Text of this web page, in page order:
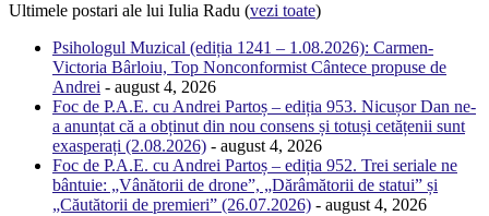
Ultimele postari ale lui Iulia Radu (vezi toate)
Psihologul Muzical (ediția 1241 – 1.08.2026): Carmen-
Victoria Bârloiu, Top Nonconformist Cântece propuse de
Andrei - august 4, 2026
Foc de P.A.E. cu Andrei Partoș – ediția 953. Nicușor Dan ne-
a anunțat că a obținut din nou consens și totuși cetățenii sunt
exasperați (2.08.2026) - august 4, 2026
Foc de P.A.E. cu Andrei Partoș – ediția 952. Trei seriale ne
bântuie: „Vânătorii de drone”, „Dărâmătorii de statui” și
„Căutătorii de premieri” (26.07.2026) - august 4, 2026